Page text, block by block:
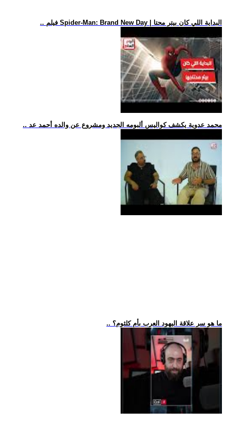
.. فيلم Spider-Man: Brand New Day | البداية اللي كان بيتر محتا
.. محمد عدوية يكشف كواليس ألبومه الجديد ومشروع عن والده أحمد عد
.. ما هو سر علاقة اليهود العرب بأم كلثوم؟